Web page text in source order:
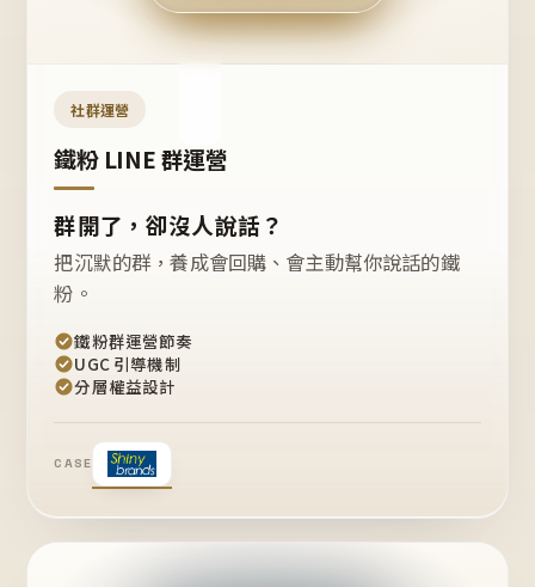
開團
嗎？
社群運營
鐵粉 LINE 群運營
群開了，卻沒人說話？
把沉默的群，養成會回購、會主動幫你說話的鐵
粉。
鐵粉群運營節奏
UGC 引導機制
分層權益設計
CASE